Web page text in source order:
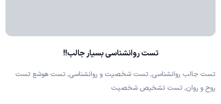
تست روانشناسی بسیار جالب!!
تست جالب روانشناسی, تست شخصیت و روانشناسی, تست هوشع تست
روح و روان, تست تشخیص شخصیت